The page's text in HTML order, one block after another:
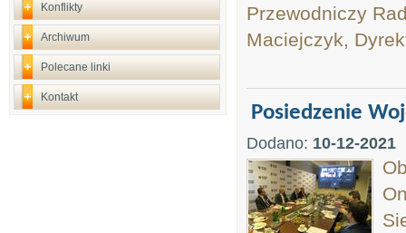
Konflikty
Archiwum
Polecane linki
Kontakt
Przewodniczy
Maciejczyk,
Posiedzenie
Dodano: 10-12-2021